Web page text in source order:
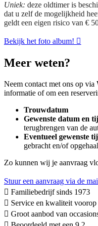
Uniek: deze oldtimer is
dat u zelf de mogelijkheid
geldt een eigen risico van €
Bekijk het foto album!
Meer weten?
Neem contact met ons op via
informatie of om een
Trouwdatum
Gewenste datum en
terugbrengen van de
Eventueel gewenste
gebracht en/of
Zo kunnen wij je aanvraag
Stuur een aanvraag via de
Familiebedrijf sinds 1973
Service en kwaliteit voorop
Groot aanbod van